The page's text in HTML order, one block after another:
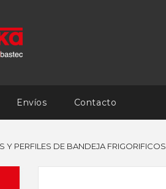
Envíos Contacto
Y PERFILES DE BANDEJA FRIGORIFICOS